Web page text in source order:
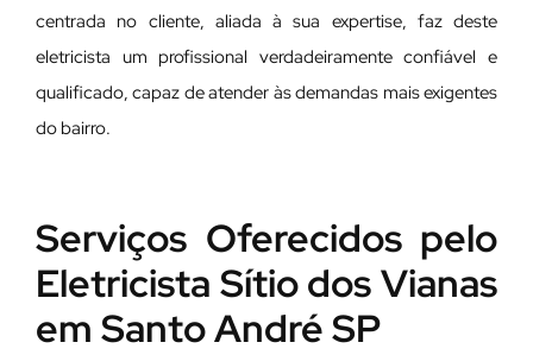
centrada no cliente, aliada à sua expertise, faz deste
eletricista um profissional verdadeiramente confiável e
qualificado, capaz de atender às demandas mais exigentes
do bairro.
Serviços Oferecidos pelo
Eletricista Sítio dos Vianas
em Santo André SP